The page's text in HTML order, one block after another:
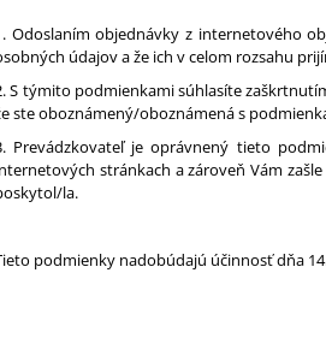
Odoslaním objednávky z internetového
údajov a že ich v celom rozsahu
S týmito podmienkami súhlasíte
ste oboznámený/oboznámená s
Prevádzkovateľ je oprávnený tieto
stránkach a zároveň Vám
la.
podmienky nadobúdajú účinnosť dňa